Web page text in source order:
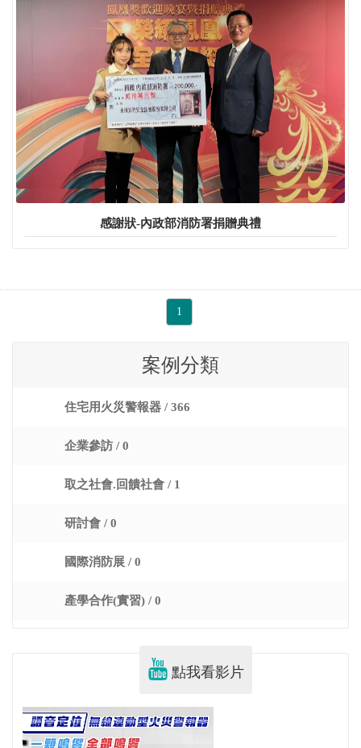
感謝狀-內政部消防署捐贈典禮
1
案例分類
住宅用火災警報器 / 366
企業參訪 / 0
取之社會.回饋社會 / 1
研討會 / 0
國際消防展 / 0
產學合作(實習) / 0
點我看影片